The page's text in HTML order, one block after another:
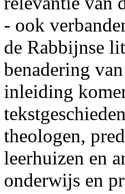
- ook
de Rabbijnse
benadering
inleiding
theologen,
leerhuizen en
onderwijs en